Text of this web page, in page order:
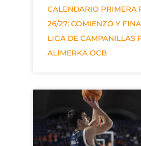
CALENDARIO PRIMERA
26/27: COMIENZO Y
LIGA DE CAMPANILLAS
ALIMERKA OCB